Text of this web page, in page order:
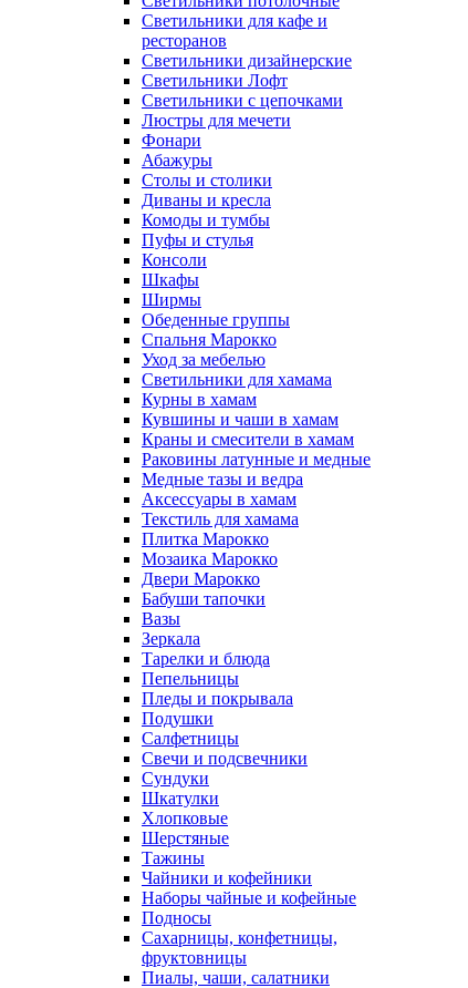
Светильники для кафе и
ресторанов
Светильники дизайнерские
Светильники Лофт
Светильники с цепочками
Люстры для мечети
Фонари
Абажуры
Столы и столики
Диваны и кресла
Комоды и тумбы
Пуфы и стулья
Консоли
Шкафы
Ширмы
Обеденные группы
Спальня Марокко
Уход за мебелью
Светильники для хамама
Курны в хамам
Кувшины и чаши в хамам
Краны и смесители в хамам
Раковины латунные и медные
Медные тазы и ведра
Аксессуары в хамам
Текстиль для хамама
Плитка Марокко
Мозаика Марокко
Двери Марокко
Бабуши тапочки
Вазы
Зеркала
Тарелки и блюда
Пепельницы
Пледы и покрывала
Подушки
Салфетницы
Свечи и подсвечники
Сундуки
Шкатулки
Хлопковые
Шерстяные
Тажины
Чайники и кофейники
Наборы чайные и кофейные
Подносы
Сахарницы, конфетницы,
фруктовницы
Пиалы, чаши, салатники